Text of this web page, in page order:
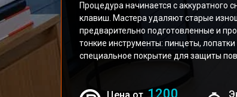
Процедура начинается с аккуратного
клавиш. Мастера удаляют старые
предварительно подготовленные и
тонкие инструменты: пинцеты,
специальное покрытие для защиты
1200